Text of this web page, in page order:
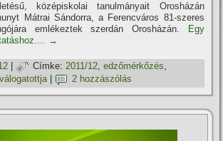
középiskolai tanulmányait Orosházán
Mátrai Sándorra, a Ferencváros 81-szeres
emlékeztek szerdán Orosházán.
Egy
→
| Címke: 2011/12,edzőmérkőzés,
| 2 hozzászólás